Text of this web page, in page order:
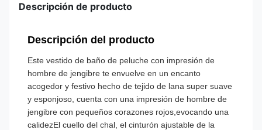
Descripción de producto
Descripción del producto
Este vestido de baño de peluche con impresión de
hombre de jengibre te envuelve en un encanto
acogedor y festivo hecho de tejido de lana super suave
y esponjoso, cuenta con una impresión de hombre de
jengibre con pequeños corazones rojos,evocando una
calidezEl cuello del chal, el cinturón ajustable de la